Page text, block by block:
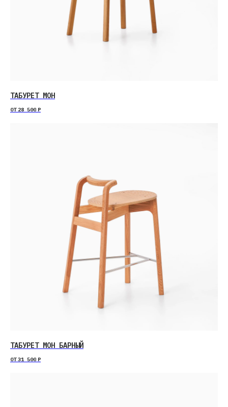
ТАБУРЕТ МОН
ОТ 28 500 Р
ТАБУРЕТ МОН БАРНЫЙ
ОТ 31 500 Р